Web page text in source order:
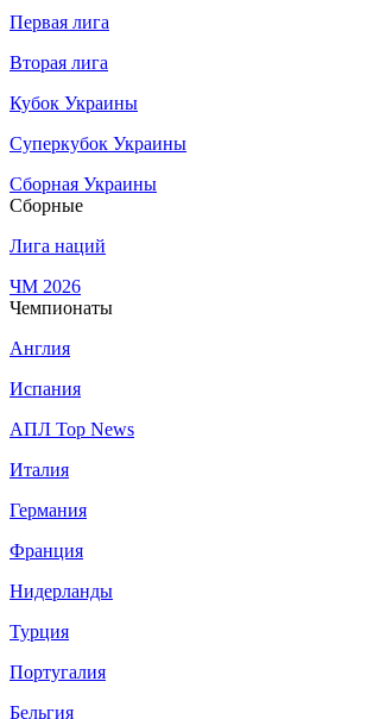
Первая лига
Вторая лига
Кубок Украины
Суперкубок Украины
Сборная Украины
Сборные
Лига наций
ЧМ 2026
Чемпионаты
Англия
Испания
АПЛ Top News
Италия
Германия
Франция
Нидерланды
Турция
Португалия
Бельгия